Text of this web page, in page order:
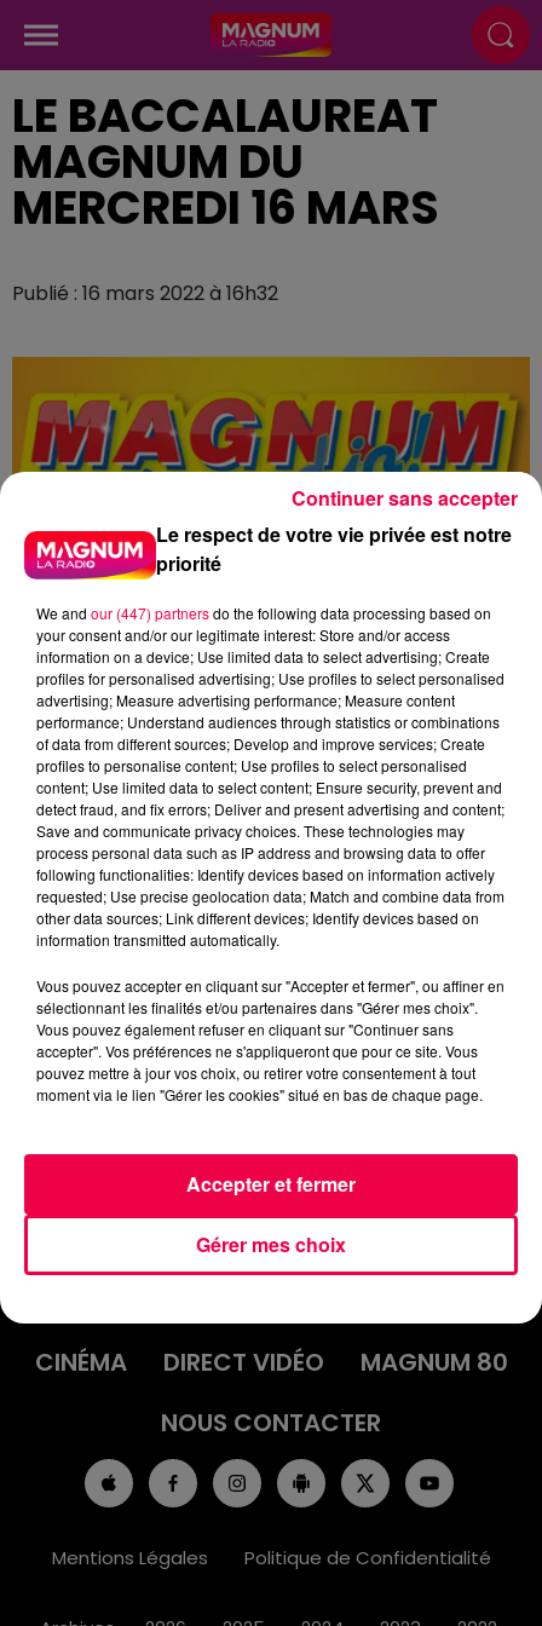
LE BACCALAUREAT
MAGNUM DU
MERCREDI 16 MARS
Publié : 16 mars 2022 à 16h32
Flash infos
Crédit :Flash infos
INFOS
EMISSIONS
CINÉMA
DIRECT VIDÉO
MAGNUM 80
NOUS CONTACTER
Mentions Légales Politique de Confidentialité
Le respect de votre vie privée est notre
priorité
We and our (447) partnersdo the following data processing based on
your consent and/or our legitimate interest: Store and/or access
information on a device; Use limited data to select advertising; Create
profiles for personalised advertising; Use profiles to select personalised
advertising; Measure advertising performance; Measure content
performance; Understand audiences through statistics or combinations
of data from different sources; Develop and improve services; Create
profiles to personalise content; Use profiles to select personalised
content; Use limited data to select content; Ensure security, prevent and
detect fraud, and fix errors; Deliver and present advertising and content;
Save and communicate privacy choices. These technologies may
process personal data such as IP address and browsing data to offer
following functionalities: Identify devices based on information actively
requested; Use precise geolocation data; Match and combine data from
other data sources; Link different devices; Identify devices based on
information transmitted automatically.
Vous pouvez accepter en cliquant sur "Accepter et fermer", ou affiner en
sélectionnant les finalités et/ou partenaires dans "Gérer mes choix".
Vous pouvez également refuser en cliquant sur "Continuer sans
accepter". Vos préférences ne s'appliqueront que pour ce site. Vous
pouvez mettre à jour vos choix, ou retirer votre consentement à tout
moment via le lien "Gérer les cookies" situé en bas de chaque page.
Gérer mes choix
Accepter et fermer
Continuer sans accepter